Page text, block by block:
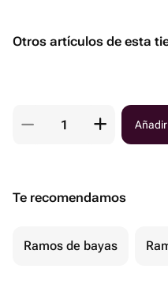
Otros artículos de esta
Añadir
Te recomendamos
Ramos de bayas